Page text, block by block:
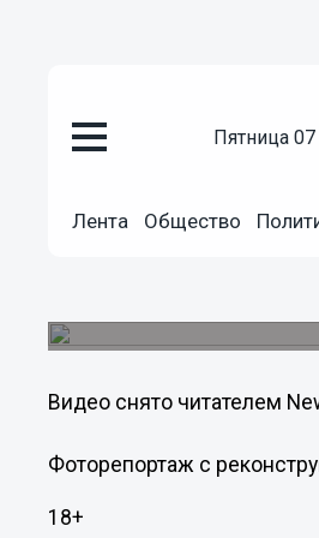
пятница
Лента Общество
Опубликовано
Видео снято читателем
Фоторепортаж с
18+